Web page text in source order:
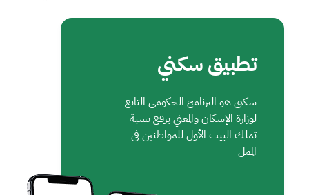
تطبيق سكني
سكني هو البرنامج الحكومي التابع
لوزارة الإسكان والمعني برفع نسبة
تملك البيت الأول للمواطنين في
الممل